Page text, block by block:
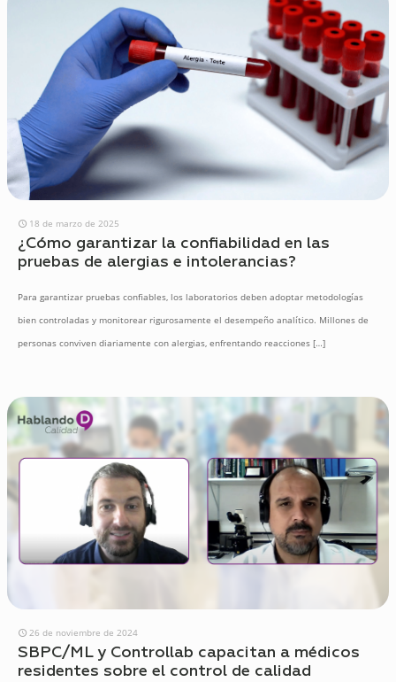
18 de marzo de 2025
¿Cómo garantizar la confiabilidad en las
pruebas de alergias e intolerancias?
Para garantizar pruebas confiables, los laboratorios deben adoptar metodologías
bien controladas y monitorear rigurosamente el desempeño analítico. Millones de
personas conviven diariamente con alergias, enfrentando reacciones […]
26 de noviembre de 2024
SBPC/ML y Controllab capacitan a médicos
residentes sobre el control de calidad